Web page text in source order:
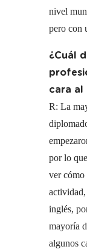
nivel
pero con
¿Cuál
cara al
R: La
por lo
ver cómo
inglés,
mayoría
algunos